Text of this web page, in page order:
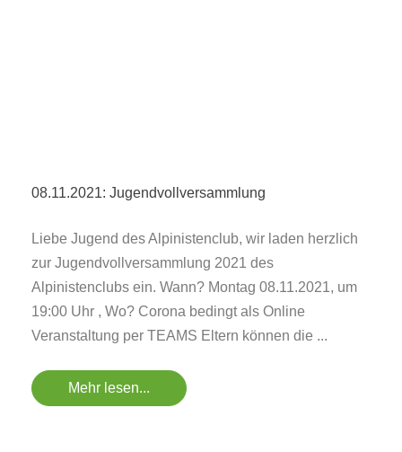
08.11.2021: Jugendvollversammlung
Liebe Jugend des Alpinistenclub, wir laden herzlich
zur Jugendvollversammlung 2021 des
Alpinistenclubs ein. Wann? Montag 08.11.2021, um
19:00 Uhr , Wo? Corona bedingt als Online
Veranstaltung per TEAMS Eltern können die ...
Mehr lesen...